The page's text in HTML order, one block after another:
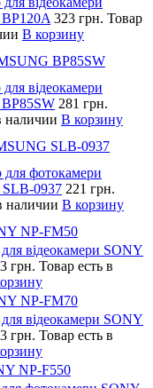
323 грн. Товар
В корзину
BP85SW
відеокамери
281 грн.
наличии В корзину
SLB-0937
для фотокамери
0937 221 грн.
наличии В корзину
NP-FM50
відеокамери SONY
грн. Товар есть в
NP-FM70
відеокамери SONY
грн. Товар есть в
NP-F550